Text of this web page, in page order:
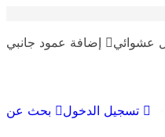
إضافة عمود جانبي عشوائي
بحث عن تسجيل الدخول